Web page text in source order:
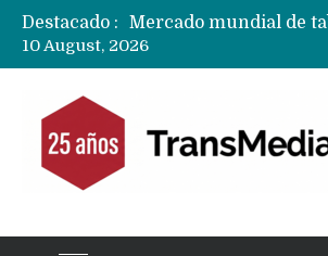
Destacado :
10 August, 2026